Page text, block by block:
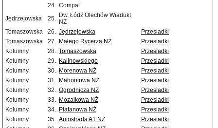
24. Compal
Jędrzejowska
25. Dw. Łódź Olechów Wiadukt
NŻ
Tomaszowska
26. Jędrzejowska
Przesiadki
Tomaszowska
27. Małego Rycerza NŻ
Przesiadki
Kolumny
28. Tomaszowska
Przesiadki
Kolumny
29. Kalinowskiego
Przesiadki
Kolumny
30. Morenowa NŻ
Przesiadki
Kolumny
31. Mahoniowa NŻ
Przesiadki
Kolumny
32. Ogrodnicza NŻ
Przesiadki
Kolumny
33. Mozaikowa NŻ
Przesiadki
Kolumny
34. Platanowa NŻ
Przesiadki
Kolumny
35. Autostrada A1 NŻ
Przesiadki